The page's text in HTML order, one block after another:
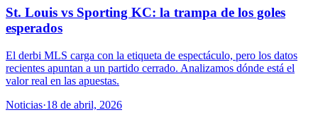
St. Louis vs Sporting KC: la trampa de los goles
esperados
El derbi MLS carga con la etiqueta de espectáculo, pero los datos
recientes apuntan a un partido cerrado. Analizamos dónde está el
valor real en las apuestas.
Noticias·18 de abril, 2026